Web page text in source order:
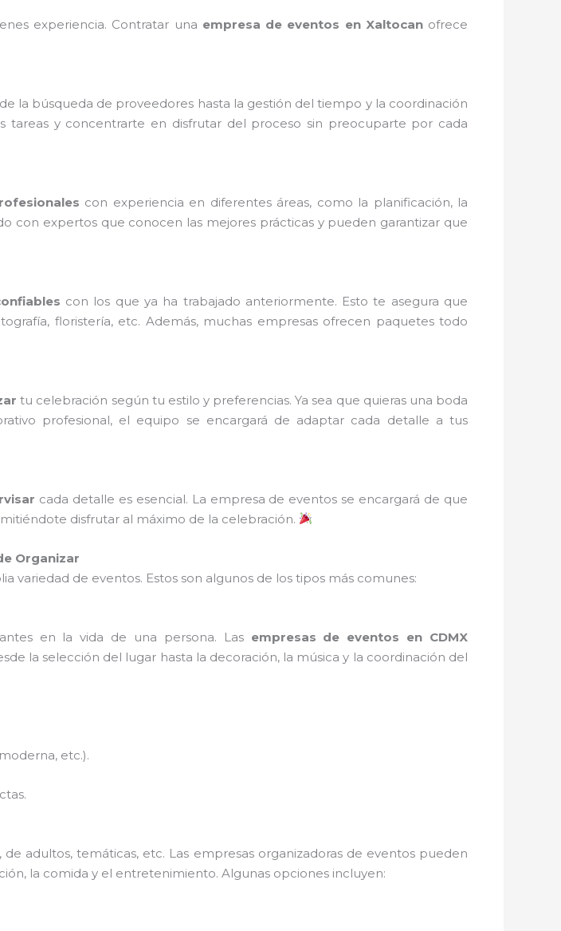
experiencia. Contratar una empresa de eventos en Xaltocanofrece
la búsqueda de proveedores hasta la gestión del tiempo y la coordinación
tareas y concentrarte en disfrutar del proceso sin preocuparte por cada
con experiencia en diferentes áreas, como la planificación, la
con expertos que conocen las mejores prácticas y pueden garantizar que
con los que ya ha trabajado anteriormente. Esto te asegura que
floristería, etc. Además, muchas empresas ofrecen paquetes todo
tu celebración según tu estilo y preferencias. Ya sea que quieras una boda
profesional, el equipo se encargará de adaptar cada detalle a tus
cada detalle es esencial. La empresa de eventos se encargará de que
disfrutar al máximo de la celebración.
Organizar
variedad de eventos. Estos son algunos de los tipos más comunes:
en la vida de una persona. Las empresas de eventos en CDMX
la selección del lugar hasta la decoración, la música y la coordinación del
etc.).
adultos, temáticas, etc. Las empresas organizadoras de eventos pueden
la comida y el entretenimiento. Algunas opciones incluyen: